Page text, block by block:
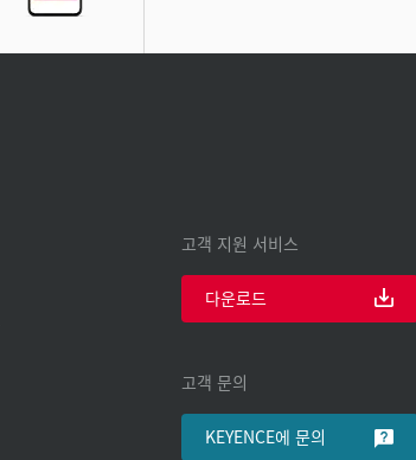
고객 지원 서비스
다운로드
고객 문의
KEYENCE에 문의